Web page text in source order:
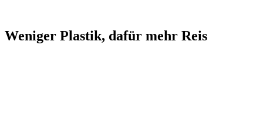
Weniger Plastik, dafür mehr Reis